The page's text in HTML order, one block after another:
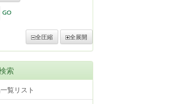
全圧縮 全展開
索
覧リスト